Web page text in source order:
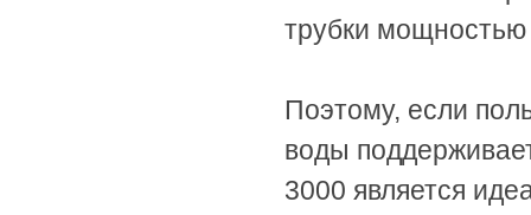
трубки
Поэтому, если
воды
3000 является